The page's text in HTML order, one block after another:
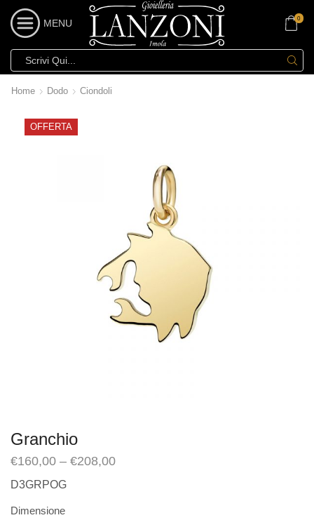
MENU 0
Home Dodo Ciondoli
OFFERTA
Granchio
€160,00 – €208,00
D3GRPOG
Dimensione